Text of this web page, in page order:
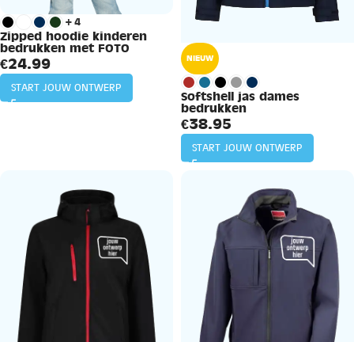
+4
Zipped hoodie kinderen
bedrukken met FOTO
€24.99
START JOUW ONTWERP
NIEUW
Softshell jas dames
bedrukken
€38.95
START JOUW ONTWERP